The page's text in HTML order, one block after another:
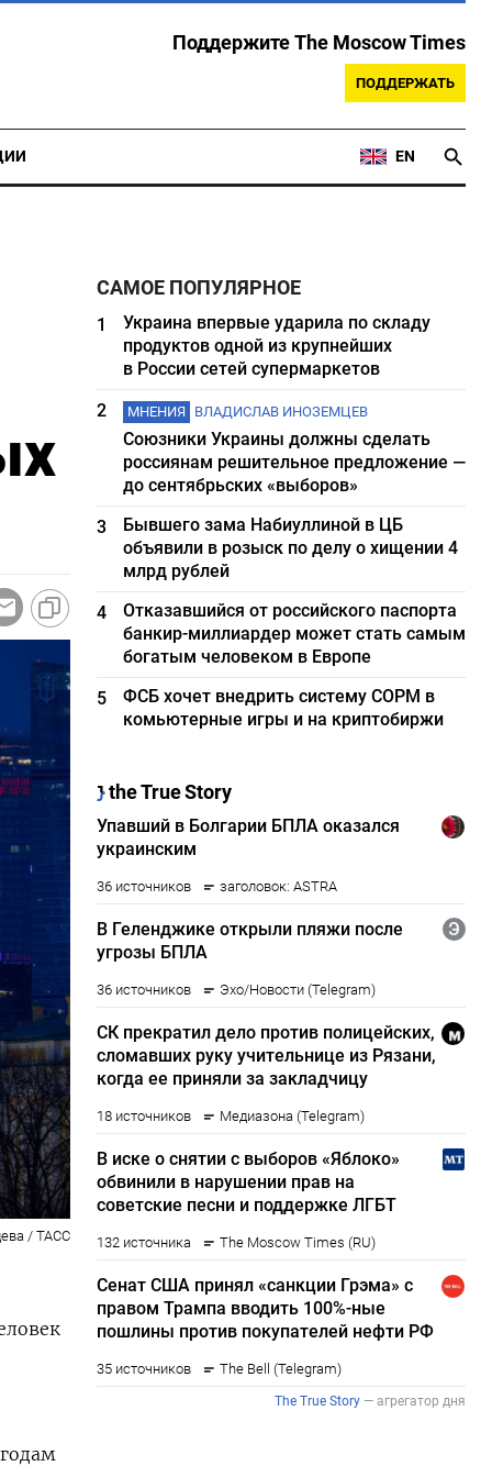
Поддержите The Moscow Times
ПОДДЕРЖАТЬ
EN
/ ТАСС
САМОЕ ПОПУЛЯРНОЕ
1
Украина впервые ударила по складу
продуктов одной из крупнейших
в России сетей супермаркетов
2
МНЕНИЯ ВЛАДИСЛАВ ИНОЗЕМЦЕВ
Союзники Украины должны сделать
россиянам решительное предложение —
до сентябрьских «выборов»
3
Бывшего зама Набиуллиной в ЦБ
объявили в розыск по делу о хищении 4
млрд рублей
4
Отказавшийся от российского паспорта
банкир-миллиардер может стать самым
богатым человеком в Европе
5
ФСБ хочет внедрить систему СОРМ в
комьютерные игры и на криптобиржи